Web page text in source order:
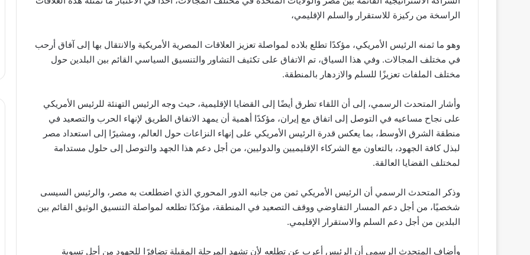
الراسخة من ركيزة للاستقرار والسلم الإقليمي،
وهو ما ثمنه الرئيس الأمريكي، مؤكدًا تطلع بلاده لمواصلة تعزيز العلاقات المصرية الأمريكية والانتقال بها إلى آفاق أرحب
في مختلف المجالات. وفي هذا السياق، تم الاتفاق على تكثيف التشاور والتنسيق السياسي القائم بين البلدين حول
مختلف الملفات تعزيزًا للسلم والازدهار بالمنطقة.
وأشار المتحدث الرسمي، إلى أن اللقاء تطرق أيضًا إلى القضايا الإقليمية، حيث وجه الرئيس التهنئة للرئيس الأمريكي
على نجاح مساعيه في التوصل إلى اتفاق مع إيران، مؤكدًا أهمية أن يمهد الاتفاق الطريق لإنهاء الحرب والتصعيد في
منطقة الشرق الأوسط، بما يعكس قدرة الرئيس الأمريكي على إنهاء النزاعات حول العالم، ومشيرًا إلى استعداد مصر
لبذل كافة الجهود، بالتعاون مع الشركاء الإقليميين والدوليين، من أجل دعم هذا الجهد والتوصل إلى حلول مستدامة
لمختلف القضايا العالقة.
وذكر المتحدث الرسمي أن الرئيس الأمريكي ثمن من جانبه الدور المحوري الذي اضطلعت به مصر، والرئيس السيسى
شخصيًا، من أجل دعم المسار التفاوضي ووقف التصعيد في المنطقة، مؤكدًا تطلعه لمواصلة التنسيق الوثيق القائم بين
البلدين من أجل دعم السلم والاستقرار الإقليمي.
وأضاف المتحدث الرسمي أن الرئيس أعرب عن تطلعه لأن تشهد المرحلة المقبلة تضافرًا للجهود من أجل تسوية